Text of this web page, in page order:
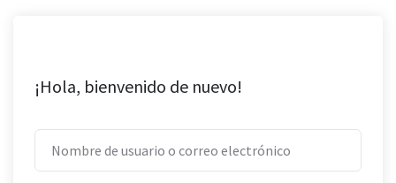
¡Hola, bienvenido de nuevo!